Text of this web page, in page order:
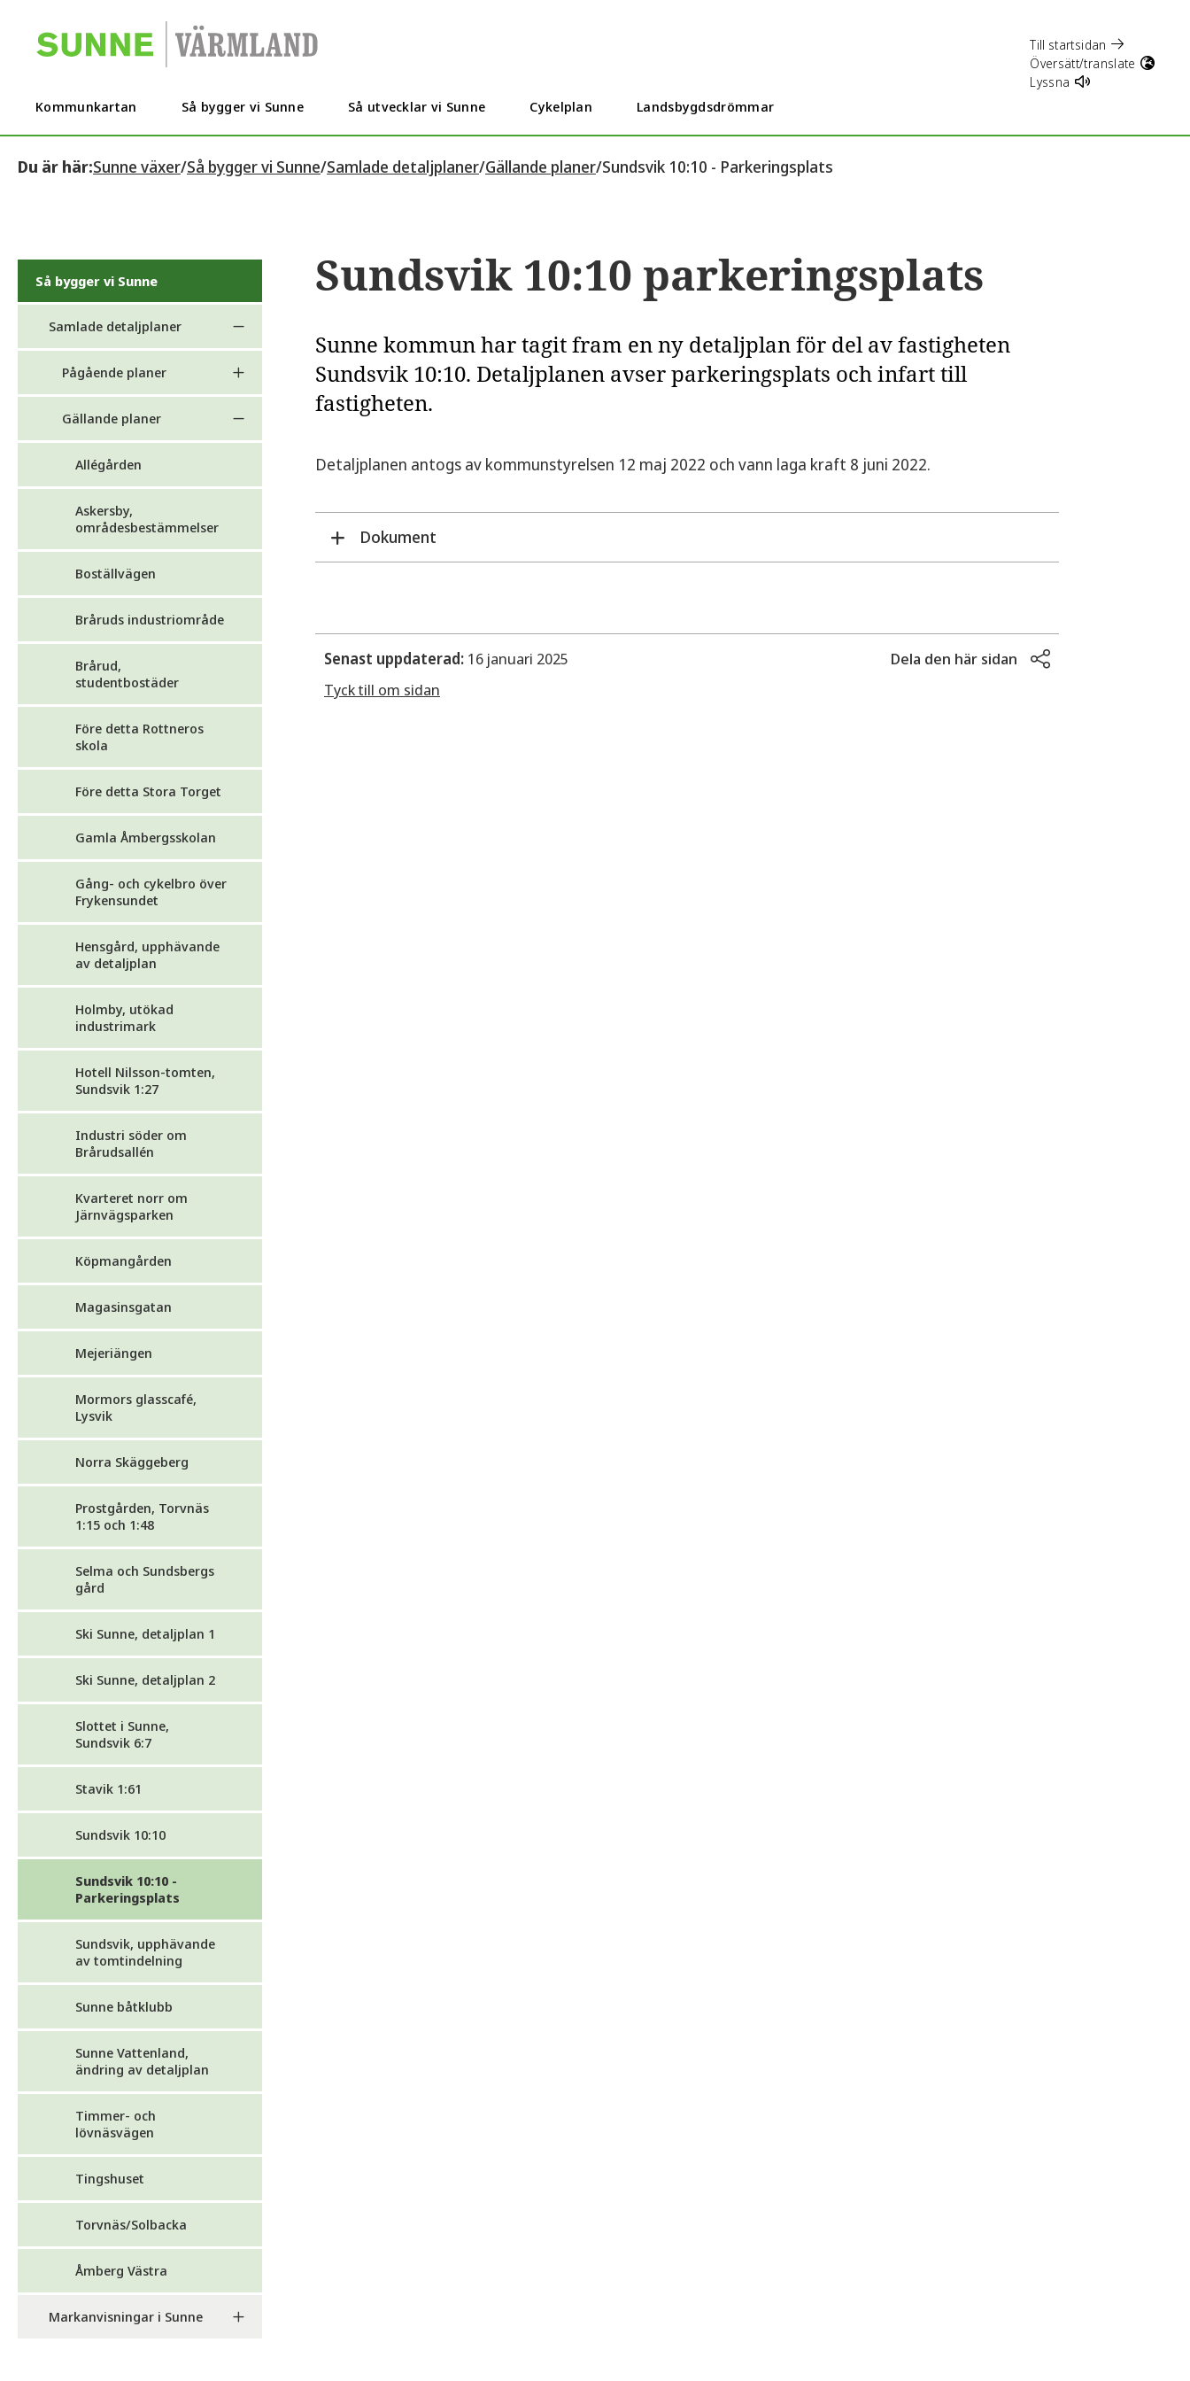
Kommunkartan Så bygger vi Sunne Så utvecklar vi Sunne Cykelplan Landsbygdsdrömmar
Till startsidan
Översätt/translate
Lyssna
Du är här:Sunne växer/Så bygger vi Sunne/Samlade detaljplaner/Gällande planer/Sundsvik 10:10 - Parkeringsplats
Så bygger vi Sunne
Samlade detaljplaner
Pågående planer
Gällande planer
Allégården
Askersby,
områdesbestämmelser
Boställvägen
Bråruds industriområde
Brårud,
studentbostäder
Före detta Rottneros
skola
Före detta Stora Torget
Gamla Åmbergsskolan
Gång- och cykelbro över
Frykensundet
Hensgård, upphävande
av detaljplan
Holmby, utökad
industrimark
Hotell Nilsson-tomten,
Sundsvik 1:27
Industri söder om
Brårudsallén
Kvarteret norr om
Järnvägsparken
Köpmangården
Magasinsgatan
Mejeriängen
Mormors glasscafé,
Lysvik
Norra Skäggeberg
Prostgården, Torvnäs
1:15 och 1:48
Selma och Sundsbergs
gård
Ski Sunne, detaljplan 1
Ski Sunne, detaljplan 2
Slottet i Sunne,
Sundsvik 6:7
Stavik 1:61
Sundsvik 10:10
Sundsvik 10:10 -
Parkeringsplats
Sundsvik, upphävande
av tomtindelning
Sunne båtklubb
Sunne Vattenland,
ändring av detaljplan
Timmer- och
lövnäsvägen
Tingshuset
Torvnäs/Solbacka
Åmberg Västra
Markanvisningar i Sunne
Sundsvik 10:10 parkeringsplats
Sunne kommun har tagit fram en ny detaljplan för del av fastigheten
Sundsvik 10:10. Detaljplanen avser parkeringsplats och infart till
fastigheten.
Detaljplanen antogs av kommunstyrelsen 12 maj 2022 och vann laga kraft 8 juni 2022.
Dokument
Senast uppdaterad: 16 januari 2025
Dela den här sidan
Tyck till om sidan